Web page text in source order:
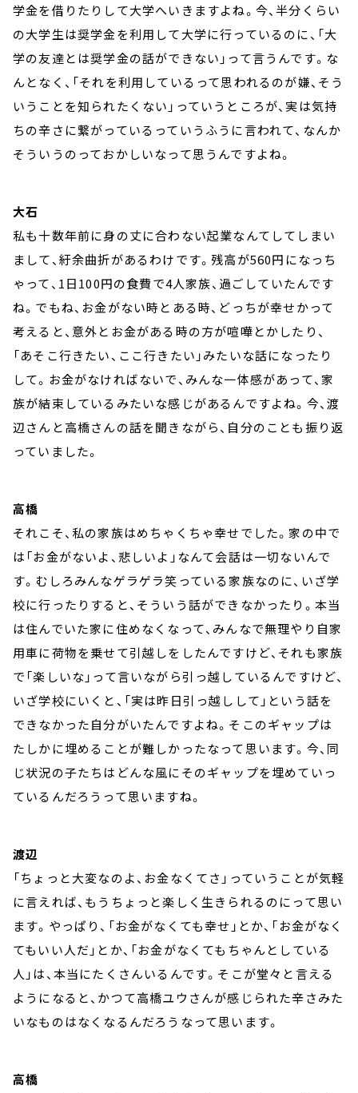
学金を借りたりして大学へいきますよね。今、半分くらい
の大学生は奨学金を利用して大学に行っているのに、「大
学の友達とは奨学金の話ができない」って言うんです。な
んとなく、「それを利用しているって思われるのが嫌、そう
いうことを知られたくない」っていうところが、実は気持
ちの辛さに繋がっているっていうふうに言われて、なんか
そういうのっておかしいなって思うんですよね。
大石
私も十数年前に身の丈に合わない起業なんてしてしまい
まして、紆余曲折があるわけです。残高が560円になっち
ゃって、1日100円の食費で4人家族、過ごしていたんです
ね。でもね、お金がない時とある時、どっちが幸せかって
考えると、意外とお金がある時の方が喧嘩とかしたり、
「あそこ行きたい、ここ行きたい」みたいな話になったり
して。お金がなければないで、みんな一体感があって、家
族が結束しているみたいな感じがあるんですよね。今、渡
辺さんと高橋さんの話を聞きながら、自分のことも振り返
っていました。
高橋
それこそ、私の家族はめちゃくちゃ幸せでした。家の中で
は「お金がないよ、悲しいよ」なんて会話は一切ないんで
す。むしろみんなゲラゲラ笑っている家族なのに、いざ学
校に行ったりすると、そういう話ができなかったり。本当
は住んでいた家に住めなくなって、みんなで無理やり自家
用車に荷物を乗せて引越しをしたんですけど、それも家族
で「楽しいな」って言いながら引っ越しているんですけど、
いざ学校にいくと、「実は昨日引っ越しして」という話を
できなかった自分がいたんですよね。そこのギャップは
たしかに埋めることが難しかったなって思います。今、同
じ状況の子たちはどんな風にそのギャップを埋めていっ
ているんだろうって思いますね。
渡辺
「ちょっと大変なのよ、お金なくてさ」っていうことが気軽
に言えれば、もうちょっと楽しく生きられるのにって思い
ます。やっぱり、「お金がなくても幸せ」とか、「お金がなく
てもいい人だ」とか、「お金がなくてもちゃんとしている
人」は、本当にたくさんいるんです。そこが堂々と言える
ようになると、かつて高橋ユウさんが感じられた辛さみた
いなものはなくなるんだろうなって思います。
高橋